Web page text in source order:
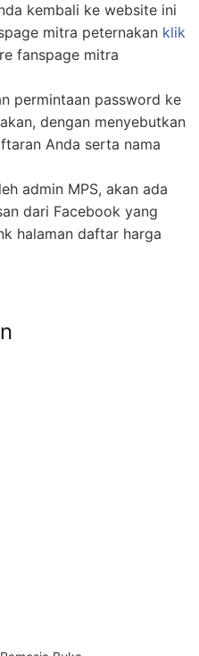
kembali ke website ini
mitra peternakan klik
fanspage mitra
permintaan password ke
dengan menyebutkan
Anda serta nama
admin MPS, akan ada
dari Facebook yang
halaman daftar harga